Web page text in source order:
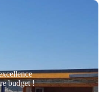
budget !